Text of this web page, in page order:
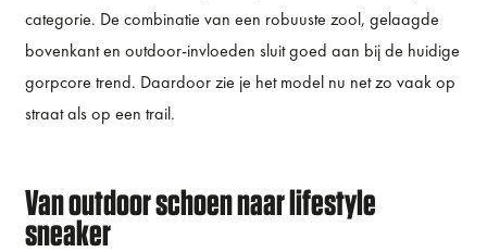
categorie. De combinatie van een robuuste zool, gelaagde
bovenkant en outdoor-invloeden sluit goed aan bij de huidige
gorpcore trend. Daardoor zie je het model nu net zo vaak op
straat als op een trail.
Van outdoor schoen naar lifestyle
sneaker